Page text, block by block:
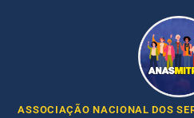
ASSOCIAÇÃO NACIONAL DOS